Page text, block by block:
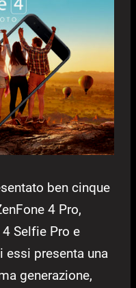
ben cinque
4 Pro,
Selfie Pro e
essi presenta una
generazione,